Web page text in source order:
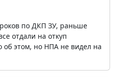
по ДКП ЗУ, раньше
отдали на откуп
об этом, но НПА не видел на